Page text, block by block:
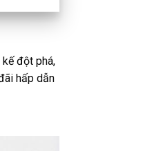
kế đột phá,
hấp dẫn